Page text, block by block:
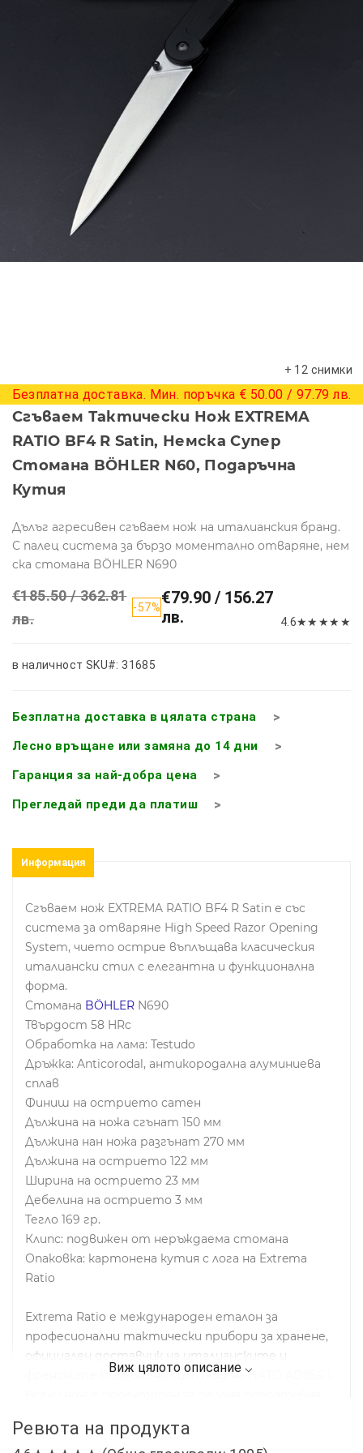
+ 12 снимки
Безплатна доставка. Мин. поръчка € 50.00 / 97.79 лв.
Сгъваем Тактически Нож EXTREMA
RATIO BF4 R Satin, Немска Супер
Стомана BÖHLER N60, Подаръчна
Кутия
Дълъг агресивен сгъваем нож на италианския бранд.
С палец система за бързо моментално отваряне, нем
ска стомана BÖHLER N690
€185.50 / 362.81
лв.
-57%€79.90 / 156.27
лв.
4.6★★ ★★ ★
в наличност SKU#: 31685
Безплатна доставка в цялата страна
Лесно връщане или замяна до 14 дни
Гаранция за най-добра цена
Прегледай преди да платиш
Информация
Сгъваем нож EXTREMA RATIO BF4 R Satin е със
система за отваряне High Speed ​​Razor Opening
System, чието острие въплъщава класическия
италиански стил с елегантна и функционална
форма.
Стомана BÖHLER N690
Твърдост 58 HRc
Обработка на лама: Testudo
Дръжка: Anticorodal, антикородална алуминиева
сплав
Финиш на острието сатен
Дължина на ножа сгънат 150 мм
Дължина нан ножа разгънат 270 мм
Дължина на острието 122 мм
Ширина на острието 23 мм
Дебелина на острието 3 мм
Тегло 169 гр.
Клипс: подвижен от неръждаема стомана
Опаковка: картонена кутия с лога на Extrema
Ratio
Extrema Ratio е международен еталон за
професионални тактически прибори за хранене,
официален доставчик на италианските и
френските въоръжени сили (код на НАТО AD856 ).
усъвършенствана обработка и занаятчийски
Ревюта на продукта